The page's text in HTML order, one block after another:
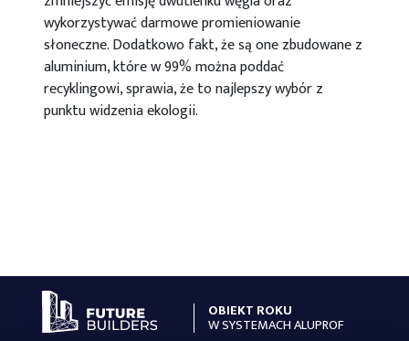
wykorzystywać darmowe promieniowanie
słoneczne. Dodatkowo fakt, że są one zbudowane z
aluminium, które w 99% można poddać
recyklingowi, sprawia, że to najlepszy wybór z
punktu widzenia ekologii.
OBIEKT ROKU
W SYSTEMACH ALUPROF